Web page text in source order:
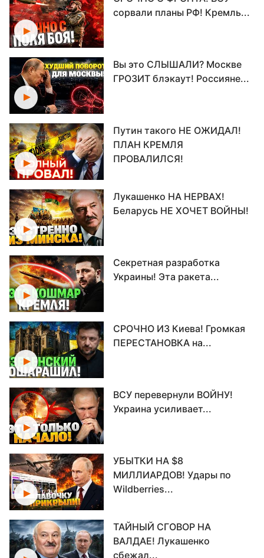
сорвали планы РФ! Кремль...
Вы это СЛЫШАЛИ? Москве
ГРОЗИТ блэкаут! Россияне...
Путин такого НЕ ОЖИДАЛ!
ПЛАН КРЕМЛЯ
ПРОВАЛИЛСЯ!
Лукашенко НА НЕРВАХ!
Беларусь НЕ ХОЧЕТ ВОЙНЫ!
Секретная разработка
Украины! Эта ракета...
СРОЧНО ИЗ Киева! Громкая
ПЕРЕСТАНОВКА на...
ВСУ перевернули ВОЙНУ!
Украина усиливает...
УБЫТКИ НА $8
МИЛЛИАРДОВ! Удары по
Wildberries...
ТАЙНЫЙ СГОВОР НА
ВАЛДАЕ! Лукашенко
сбежал...